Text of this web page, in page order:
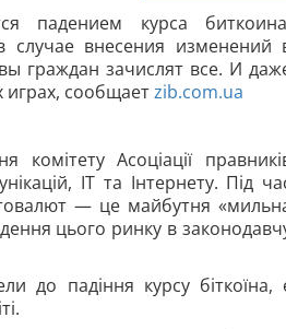
падением курса
внесения изменений
граждан зачислят все. И
сообщаетzib.com.ua
комітету Асоціації
ІТ та Інтернету. Під
— це майбутня
цього ринку в
до падіння курсу біткоїна,